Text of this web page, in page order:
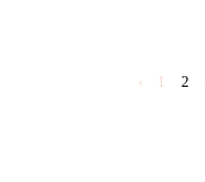
‹ 1 2